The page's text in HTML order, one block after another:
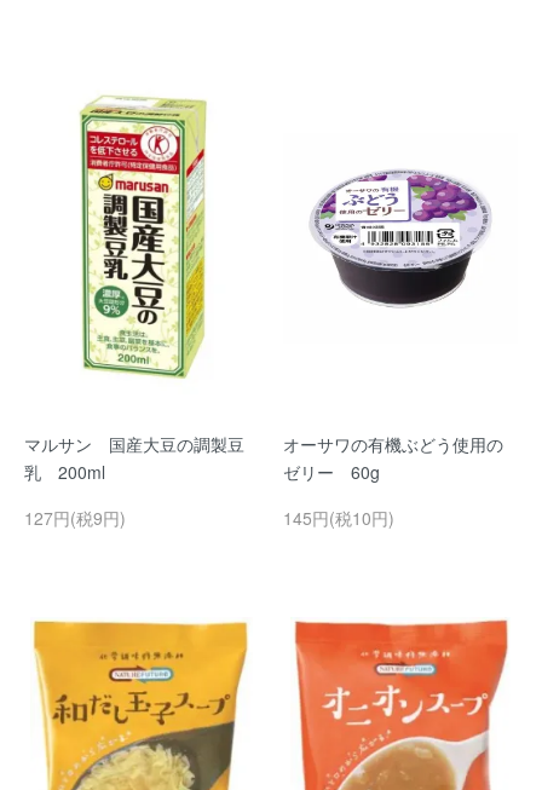
マルサン 国産大豆の調製豆
乳 200ml
127円(税9円)
オーサワの有機ぶどう使用の
ゼリー 60g
145円(税10円)